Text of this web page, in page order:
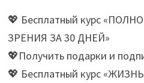
💖 Бесплатный курс
ЗРЕНИЯ ЗА 30 ДНЕЙ»
💖Получить подарки и
💖 Бесплатный курс